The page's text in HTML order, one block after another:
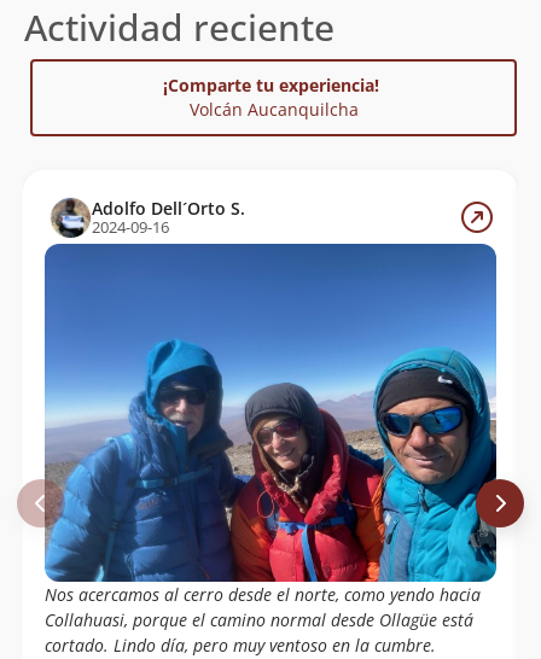
Actividad reciente
¡Comparte tu experiencia!
Volcán Aucanquilcha
Adolfo Dell´Orto S.
2024-09-16
Nos acercamos al cerro desde el norte, como yendo hacia
Collahuasi, porque el camino normal desde Ollagüe está
cortado. Lindo día, pero muy ventoso en la cumbre.